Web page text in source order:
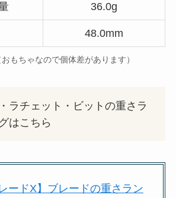
36.0g
48.0mm
もちゃなので個体差があります）
ラチェット・ビットの重さラ
はこちら
ードX】ブレードの重さラン